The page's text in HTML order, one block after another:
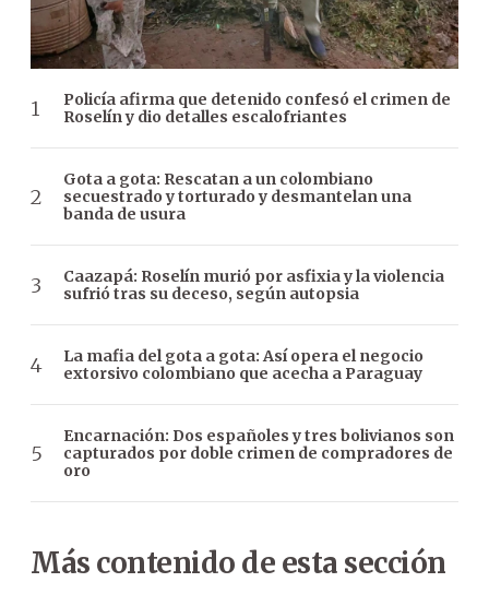
Policía afirma que detenido confesó el crimen de
Roselín y dio detalles escalofriantes
Gota a gota: Rescatan a un colombiano
secuestrado y torturado y desmantelan una
banda de usura
Caazapá: Roselín murió por asfixia y la violencia
sufrió tras su deceso, según autopsia
La mafia del gota a gota: Así opera el negocio
extorsivo colombiano que acecha a Paraguay
Encarnación: Dos españoles y tres bolivianos son
capturados por doble crimen de compradores de
oro
Más contenido de esta sección